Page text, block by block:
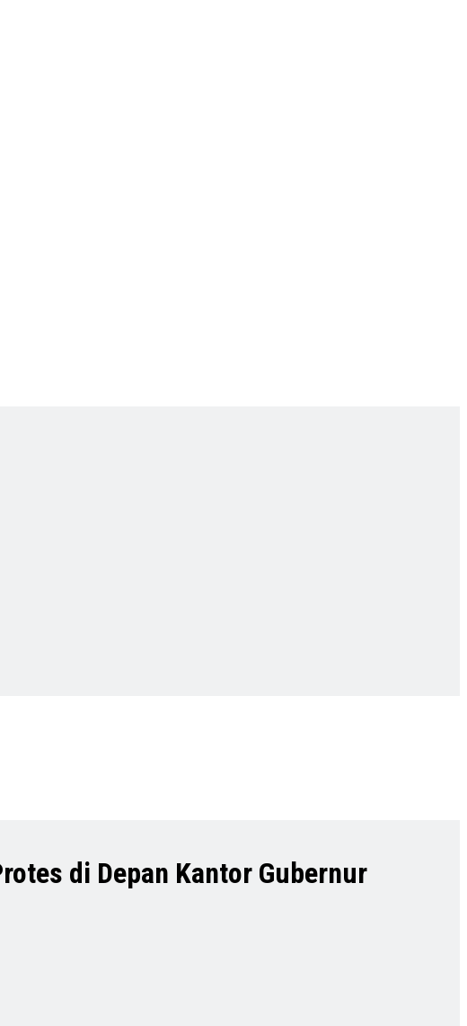
di Depan Kantor Gubernur